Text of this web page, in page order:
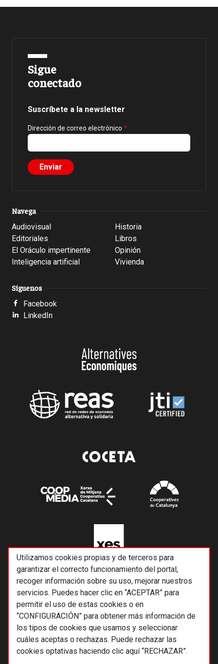
Utilizamos cookies propias y de terceros para
garantizar el correcto funcionamiento del portal,
recoger información sobre su uso, mejorar nuestros
servicios. Puedes hacer clic en “ACEPTAR” para
permitir el uso de estas cookies o en
“CONFIGURACIÓN” para obtener más información de
los tipos de cookies que usamos y seleccionar
cuáles aceptas o rechazas. Puede rechazar las
cookies optativas haciendo clic aquí “RECHAZAR”.
Sigue
conectado
Suscríbete a la newsletter
Dirección de correo electrónico
Navega
Audiovisual
Editoriales
El Oráculo impertinente
Inteligencia artificial
Historia
Libros
Opinión
Vivienda
Síguenos
Facebook
LinkedIn
© 2026 Alternativas económicas SCCL